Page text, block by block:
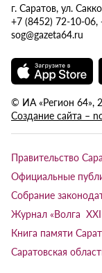
г. Саратов, ул.
+7 (8452) 72-10-
sog@gazeta64.ru
© ИА «Регион 64»,
Создание сайта –
Правительство
Официальные
Собрание
Журнал «Волга XXI
Книга памяти
Саратовская